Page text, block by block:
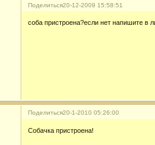
Поделиться20-12-2009 15:58:51
соба пристроена?если нет напишите в
Поделиться20-1-2010 05:26:00
Собачка пристроена!